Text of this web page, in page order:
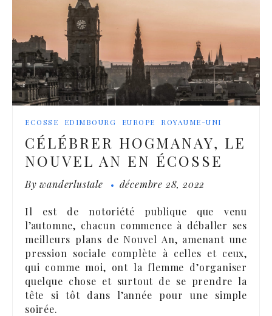
ECOSSE EDIMBOURG EUROPE ROYAUME-UNI
CÉLÉBRER HOGMANAY, LE
NOUVEL AN EN ÉCOSSE
Bywanderlustale décembre 28, 2022
Il est de notoriété publique que venu
l’automne, chacun commence à déballer ses
meilleurs plans de Nouvel An, amenant une
pression sociale complète à celles et ceux,
qui comme moi, ont la flemme d’organiser
quelque chose et surtout de se prendre la
tête si tôt dans l’année pour une simple
soirée.